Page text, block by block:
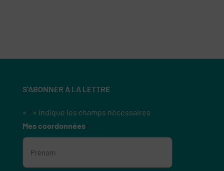
S’ABONNER À LA LETTRE
« *» indique les champs nécessaires
Mes coordonnées *